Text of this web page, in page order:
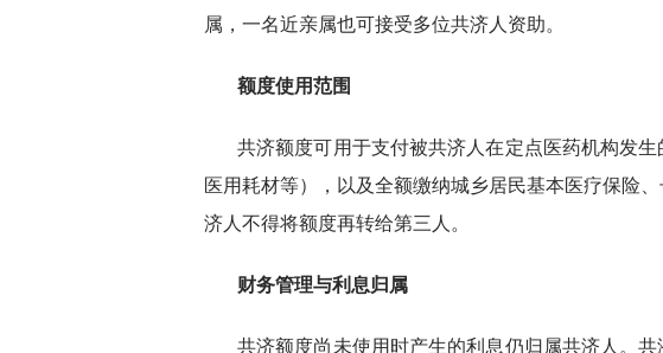
属，一名近亲属也可接受多位共济人资助。
额度使用范围
共济额度可用于支付被共济人在定点医药机构发生
医用耗材等），以及全额缴纳城乡居民基本医疗保险
济人不得将额度再转给第三人。
财务管理与利息归属
共济额度尚未使用时产生的利息仍归属共济人。